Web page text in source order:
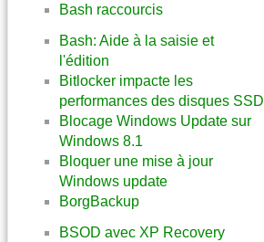
Bash raccourcis
Bash: Aide à la saisie et
l'édition
Bitlocker impacte les
performances des disques SSD
Blocage Windows Update sur
Windows 8.1
Bloquer une mise à jour
Windows update
BorgBackup
BSOD avec XP Recovery